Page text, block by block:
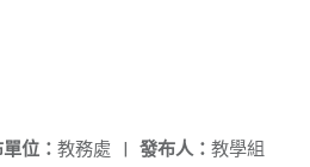
發布人： 教學組
位： 教務處 |